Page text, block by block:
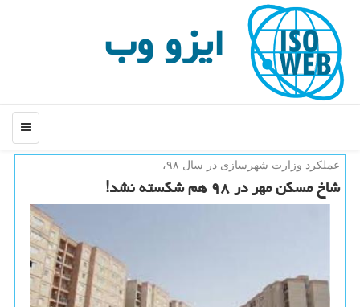
ایزو وب
منو
عملكرد وزارت شهرسازی در سال ۹۸،
شاخ مسكن مهر در ۹۸ هم شكسته نشد!